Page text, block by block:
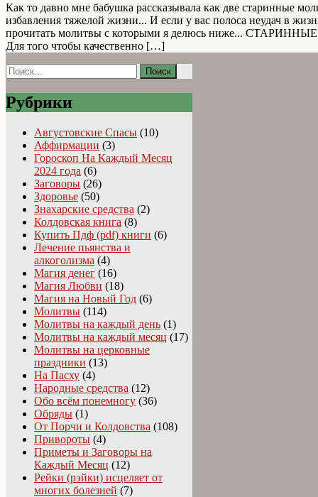
Как то давно мне бабушка рассказывала как две старинные
избавления тяжелой жизни... И если у вас полоса неудач в
прочитать молитвы с которыми я делюсь ниже...
Для того чтобы качественно […]
Найти:
Рубрики
Августовские Спасы (10)
Аффирмации (3)
Гороскоп На Каждый Месяц
2024 года (6)
Заговоры (26)
Здоровье (50)
Знахарские средства (2)
Колдовская книга (8)
Купить Пдф (pdf) книги (6)
Лечение пьянства и
алкоголизма (4)
Магия денег (16)
Магия Любви (18)
Магия на Новый Год (6)
Молитвы (114)
Молитвы на каждый день (1)
Молитвы на каждый месяц (17)
Молитвы на церковные
праздники (13)
На Пасху (4)
Народные средства (12)
Обо всём понемногу (36)
Обряды (1)
От Порчи и Колдовства (108)
Привороты (4)
Приметы и Заговоры на
Каждый Месяц (12)
Рейки (рэйки) исцеляет от
многих болезней (7)